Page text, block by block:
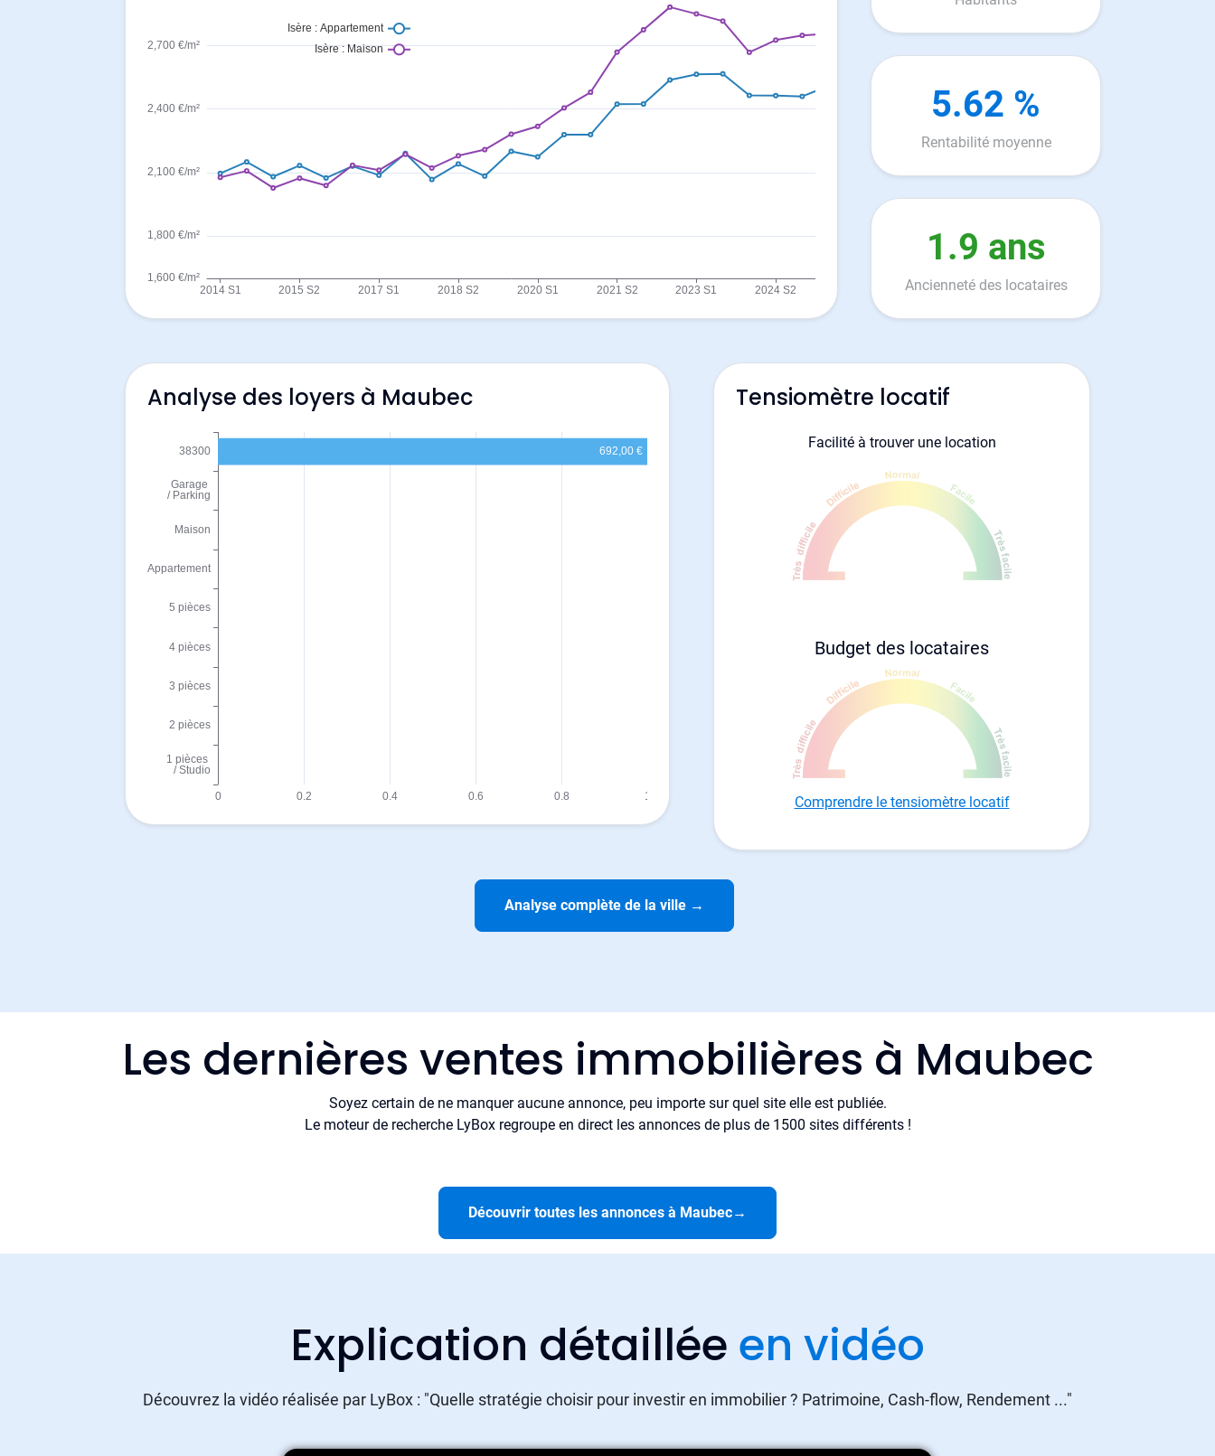
5.62 %
Rentabilité moyenne
1.9 ans
Ancienneté des locataires
Analyse des loyers à Maubec Tensiomètre locatif
Facilité à trouver une location
Budget des locataires
Comprendre le tensiomètre locatif
Analyse complète de la ville →
Les dernières ventes immobilières à Maubec
Soyez certain de ne manquer aucune annonce, peu importe sur quel site elle est publiée.
Le moteur de recherche LyBox regroupe en direct les annonces de plus de 1500 sites différents !
Découvrir toutes les annonces à Maubec→
Explication détaillée en vidéo
Découvrez la vidéo réalisée par LyBox : "Quelle stratégie choisir pour investir en immobilier ? Patrimoine, Cash-flow, Rendement ..."